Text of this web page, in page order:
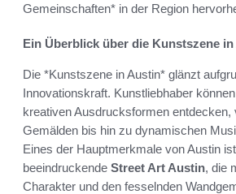
Gemeinschaften* in der Region
Ein Überblick über die Kunstszene
Die *Kunstszene in Austin* glänzt
Innovationskraft. Kunstliebhaber
kreativen Ausdrucksformen entdecken,
Gemälden bis hin zu dynamischen
Eines der Hauptmerkmale von Austin
beeindruckende Street Art Austin, die
Charakter und den fesselnden